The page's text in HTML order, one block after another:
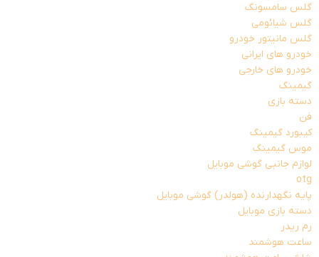
گلس سامسونگ
گلس شیائومی
گلس مانیتور خودرو
خودرو های ایرانی
خودرو های خارجی
گیمینگ
دسته بازی
فن
کیبورد گیمینگ
موس گیمینگ
لوازم جانبی گوشی موبایل
otg
پایه نگهدارنده (هولدر) گوشی موبایل
دسته بازی موبایل
رم ریدر
ساعت هوشمند